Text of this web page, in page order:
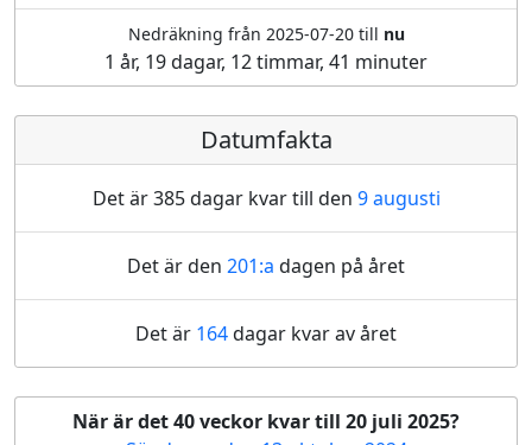
Nedräkning från 2025-07-20 till nu
1 år, 19 dagar, 12 timmar, 41 minuter
Datumfakta
Det är 385 dagar kvar till den 9 augusti
Det är den 201:a dagen på året
Det är 164dagar kvar av året
När är det 40 veckor kvar till 20 juli 2025?